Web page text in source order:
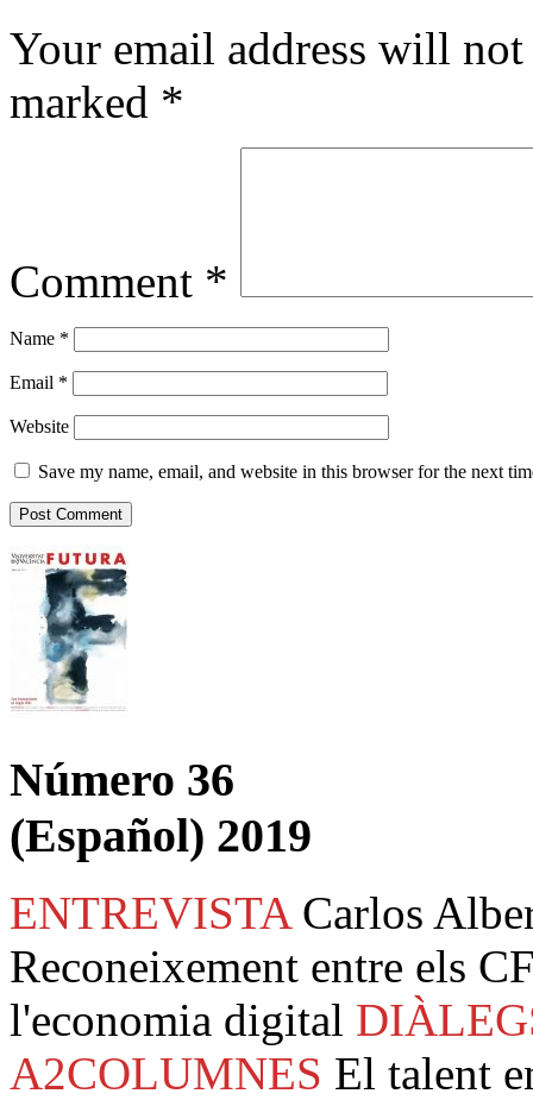
Your email address will
marked *
Comment *
Name *
Email *
Website
Save my name, email, and website in this browser for the next
Número 36
(Español) 2019
ENTREVISTA Carlos
Reconeixement entre els
l'economia digital
A2COLUMNES El talent